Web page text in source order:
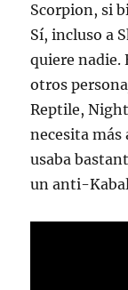
Scorpion, si
Sí, incluso a
quiere nadie.
otros
Reptile,
necesita más
usaba
un anti-